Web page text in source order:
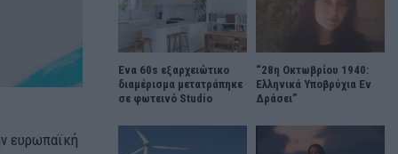
ευρωπαϊκή
Ένα 60s εξαρχειώτικο
διαμέρισμα μετατράπηκε
σε φωτεινό Studio
“28η Οκτωβρίου 1940:
Ελληνικά Υποβρύχια Εν
Δράσει”